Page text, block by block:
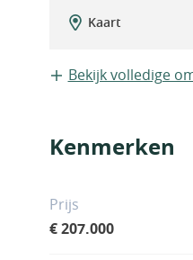
Kaart
Bekijk volledige
Kenmerken
Prijs
€ 207.000